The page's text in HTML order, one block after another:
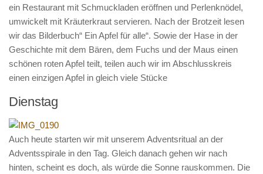
Alle Termine im Überblick
Archiv
Waldspielgruppe
Pädagogisches Konzept
Wald- und Naturpädagogik
Infos und Team
Bildergalerie
Nachmittagsgruppen
ein Restaurant mit Schmuckladen eröffnen und Perlenknödel,
umwickelt mit Kräuterkraut servieren. Nach der Brotzeit lesen
wir das Bilderbuch“ Ein Apfel für alle“. Sowie der Hase in der
Geschichte mit dem Bären, dem Fuchs und der Maus einen
schönen roten Apfel teilt, teilen auch wir im Abschlusskreis
einen einzigen Apfel in gleich viele Stücke
Dienstag
Auch heute starten wir mit unserem Adventsritual an der
Adventsspirale in den Tag. Gleich danach gehen wir nach
hinten, scheint es doch, als würde die Sonne rauskommen. Die